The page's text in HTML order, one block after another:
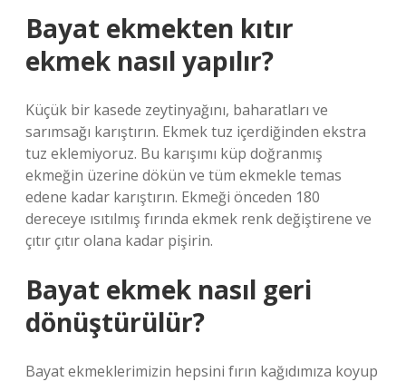
Bayat ekmekten kıtır
ekmek nasıl yapılır?
Küçük bir kasede zeytinyağını, baharatları ve
sarımsağı karıştırın. Ekmek tuz içerdiğinden ekstra
tuz eklemiyoruz. Bu karışımı küp doğranmış
ekmeğin üzerine dökün ve tüm ekmekle temas
edene kadar karıştırın. Ekmeği önceden 180
dereceye ısıtılmış fırında ekmek renk değiştirene ve
çıtır çıtır olana kadar pişirin.
Bayat ekmek nasıl geri
dönüştürülür?
Bayat ekmeklerimizin hepsini fırın kağıdımıza koyup